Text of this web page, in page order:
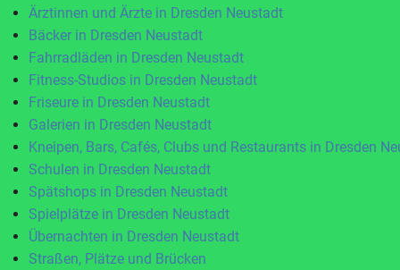
Ärztinnen und Ärzte in Dresden Neustadt
Bäcker in Dresden Neustadt
Fahrradläden in Dresden Neustadt
Fitness-Studios in Dresden Neustadt
Friseure in Dresden Neustadt
Galerien in Dresden Neustadt
Kneipen, Bars, Cafés, Clubs und Restaurants in Dresden
Schulen in Dresden Neustadt
Spätshops in Dresden Neustadt
Spielplätze in Dresden Neustadt
Übernachten in Dresden Neustadt
Straßen, Plätze und Brücken